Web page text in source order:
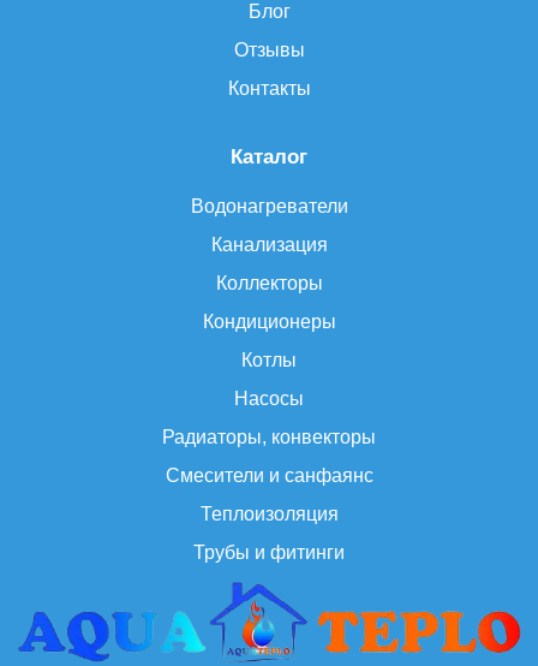
Каталог
Водонагреватели
Канализация
Коллекторы
Кондиционеры
Котлы
Насосы
Радиаторы, конвекторы
Смесители и санфаянс
Теплоизоляция
Трубы и фитинги
Блог
Отзывы
Контакты